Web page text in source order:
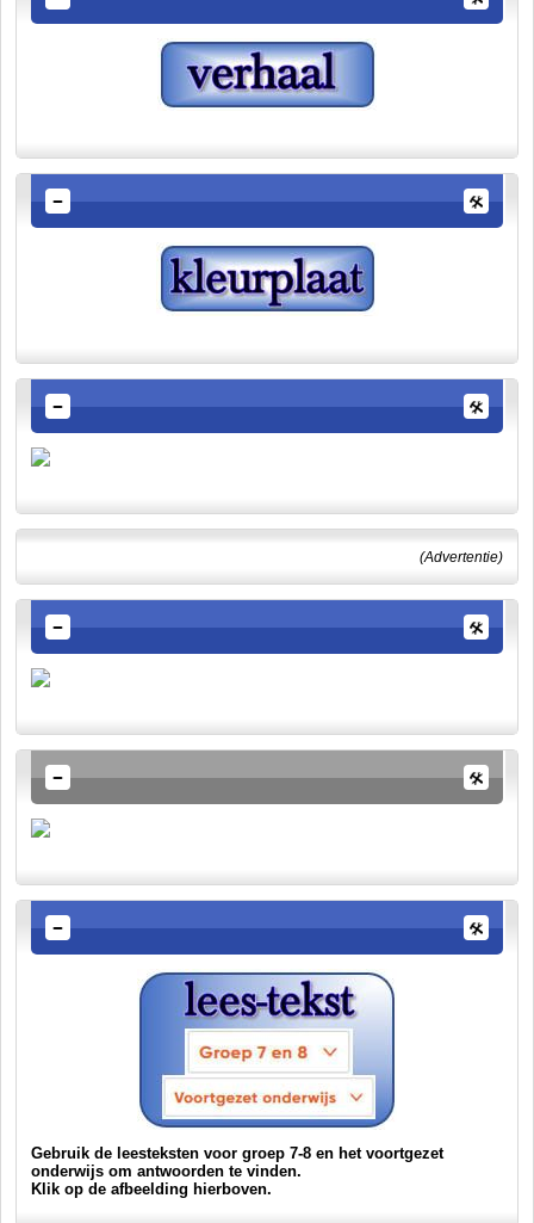
(Advertentie)
Gebruik de leesteksten voor groep 7-8 en het voortgezet
onderwijs om antwoorden te vinden.
Klik op de afbeelding hierboven.